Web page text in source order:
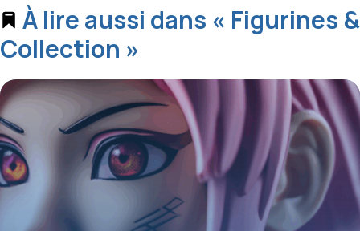
À lire aussi dans « Figurines &
Collection »